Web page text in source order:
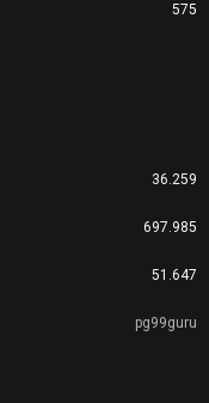
575
36.259
697.985
51.647
pg99guru